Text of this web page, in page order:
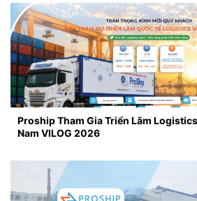
Proship Tham Gia Triển Lãm
Nam VILOG 2026